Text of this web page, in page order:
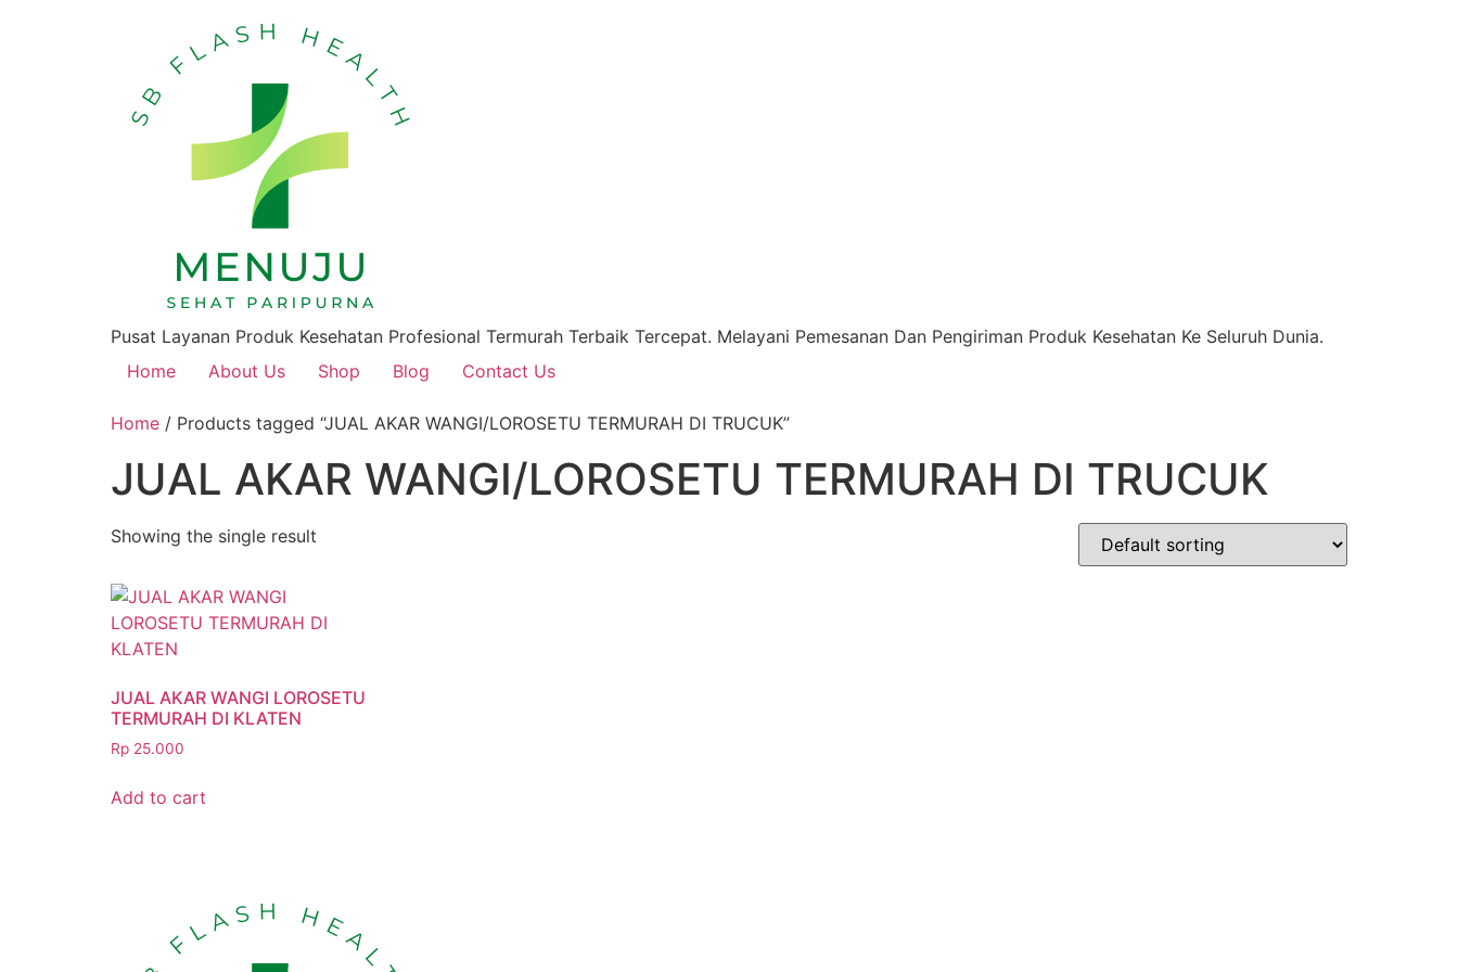
Pusat Layanan Produk Kesehatan Profesional Termurah Terbaik Tercepat. Melayani Pemesanan Dan Pengiriman Produk Kesehatan Ke Seluruh Dunia.
Home
About Us Shop Blog Contact Us
Home / Products tagged “JUAL AKAR WANGI/LOROSETU TERMURAH DI TRUCUK”
JUAL AKAR WANGI/LOROSETU TERMURAH DI TRUCUK
Showing the single result
JUAL AKAR WANGI LOROSETU
TERMURAH DI KLATEN
Rp 25.000
Add to cart